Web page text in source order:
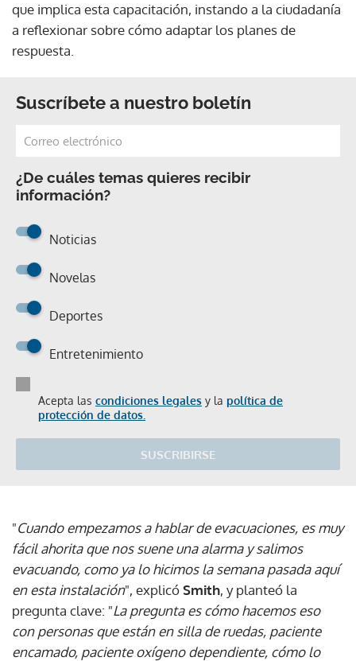
que implica esta capacitación, instando a la ciudadanía
a reflexionar sobre cómo adaptar los planes de
respuesta.
Suscríbete a nuestro boletín
¿De cuáles temas quieres recibir
información?
Noticias
Novelas
Deportes
Entretenimiento
Acepta las condiciones legales y la política de
protección de datos.
SUSCRIBIRSE
"Cuando empezamos a hablar de evacuaciones, es muy
fácil ahorita que nos suene una alarma y salimos
evacuando, como ya lo hicimos la semana pasada aquí
en esta instalación", explicóSmith, y planteó la
pregunta clave: "La pregunta es cómo hacemos eso
con personas que están en silla de ruedas, paciente
encamado, paciente oxígeno dependiente, cómo lo